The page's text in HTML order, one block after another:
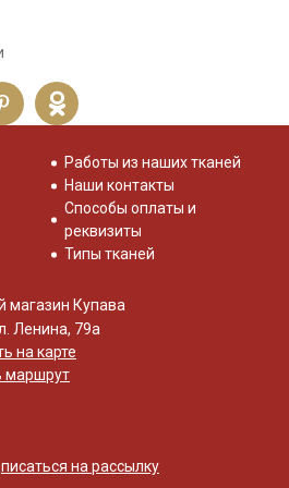
Работы из наших тканей
Наши контакты
Способы оплаты и
реквизиты
Типы тканей
магазин Купава
Ленина, 79а
на карте
маршрут
на рассылку